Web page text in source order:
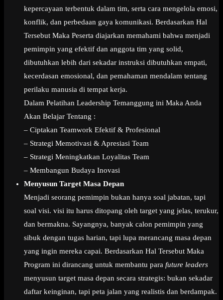
kepercayaan terbentuk dalam tim, serta cara mengelola emosi,
konflik, dan perbedaan gaya komunikasi. Berdasarkan Hal
Tersebut Maka Peserta diajarkan memahami bahwa menjadi
pemimpin yang efektif dan anggota tim yang solid,
dibutuhkan lebih dari sekadar instruksi dibutuhkan empati,
kecerdasan emosional, dan pemahaman mendalam tentang
perilaku manusia di tempat kerja.
Dalam Pelatihan Leadership Temanggung ini Maka Anda
Akan Belajar Tentang :
– Ciptakan Teamwork Efektif & Profesional
– Strategi Memotivasi & Apresiasi Team
– Strategi Meningkatkan Loyalitas Team
– Membangun Budaya Inovasi
Menyusun Target Masa Depan
Menjadi seorang pemimpin bukan hanya soal jabatan, tapi
soal visi. visi itu harus ditopang oleh target yang jelas, terukur,
dan bermakna. Sayangnya, banyak calon pemimpin yang
sibuk dengan tugas harian, tapi lupa merancang masa depan
yang ingin mereka capai. Berdasarkan Hal Tersebut Maka
Program ini dirancang untuk membantu para future leaders
menyusun target masa depan secara strategis: bukan sekadar
daftar keinginan, tapi peta jalan yang realistis dan berdampak.